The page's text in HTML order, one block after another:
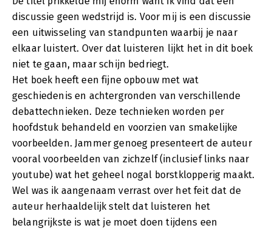
discussie geen wedstrijd is. Voor mij is een discussie
een uitwisseling van standpunten waarbij je naar
elkaar luistert. Over dat luisteren lijkt het in dit boek
niet te gaan, maar schijn bedriegt.
Het boek heeft een fijne opbouw met wat
geschiedenis en achtergronden van verschillende
debattechnieken. Deze technieken worden per
hoofdstuk behandeld en voorzien van smakelijke
voorbeelden. Jammer genoeg presenteert de auteur
vooral voorbeelden van zichzelf (inclusief links naar
youtube) wat het geheel nogal borstklopperig maakt.
Wel was ik aangenaam verrast over het feit dat de
auteur herhaaldelijk stelt dat luisteren het
belangrijkste is wat je moet doen tijdens een